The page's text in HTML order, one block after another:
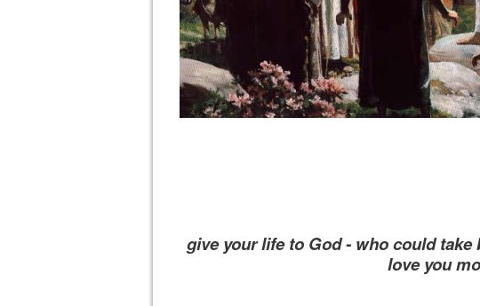
give your life to God - who could
love you